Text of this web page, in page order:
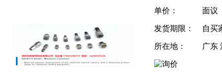
单价： 面议
发货期限： 自买
所在地： 广东